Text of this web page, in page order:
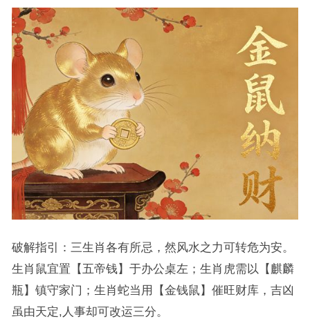
破解指引：三生肖各有所忌，然风水之力可转危为安。
生肖鼠宜置【五帝钱】于办公桌左；生肖虎需以【麒麟
瓶】镇守家门；生肖蛇当用【金钱鼠】催旺财库，吉凶
虽由天定,人事却可改运三分。